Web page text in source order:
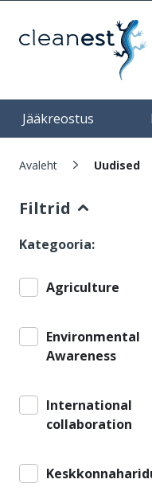
Jääkreostus
Leivapuru
Avaleht Uudised
Filtrid
Kategooria:
Agriculture
Environmental
Awareness
International
collaboration